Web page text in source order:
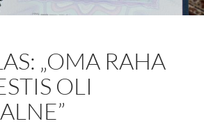
„OMA RAHA
OLI